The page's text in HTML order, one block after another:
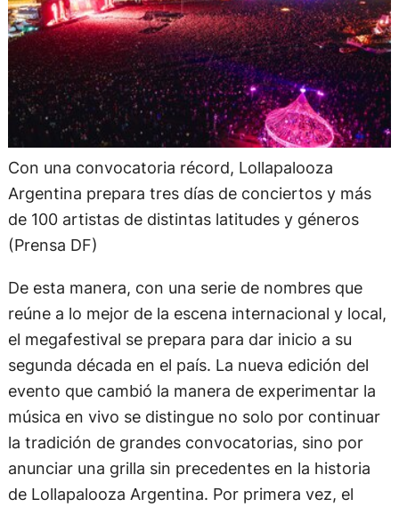
Con una convocatoria récord, Lollapalooza
Argentina prepara tres días de conciertos y más
de 100 artistas de distintas latitudes y géneros
(Prensa DF)
De esta manera, con una serie de nombres que
reúne a lo mejor de la escena internacional y local,
el megafestival se prepara para dar inicio a su
segunda década en el país. La nueva edición del
evento que cambió la manera de experimentar la
música en vivo se distingue no solo por continuar
la tradición de grandes convocatorias, sino por
anunciar una grilla sin precedentes en la historia
de Lollapalooza Argentina. Por primera vez, el